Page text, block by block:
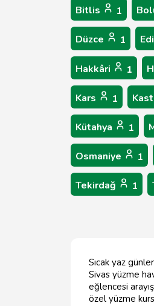
Bitlis 1
Düzce 1
Hakkâri 1
Kars 1
Kütahya 1
Osmaniye 1
Tekirdağ 1
Sıcak yaz
Sivas yüzme
eğlencesi
özel yüzme